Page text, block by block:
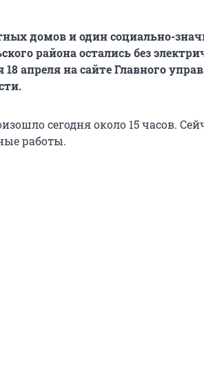
домов и один социально-
района остались без
18 апреля на сайте Главного
сегодня около 15 часов.
работы.